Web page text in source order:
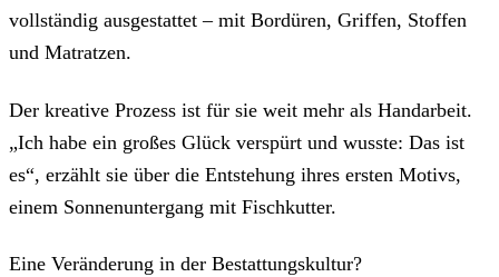
vollständig ausgestattet – mit Bordüren, Griffen, Stoffen
und Matratzen.
Der kreative Prozess ist für sie weit mehr als Handarbeit.
„Ich habe ein großes Glück verspürt und wusste: Das ist
es“, erzählt sie über die Entstehung ihres ersten Motivs,
einem Sonnenuntergang mit Fischkutter.
Eine Veränderung in der Bestattungskultur?